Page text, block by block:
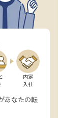
内定
入社
あなたの転